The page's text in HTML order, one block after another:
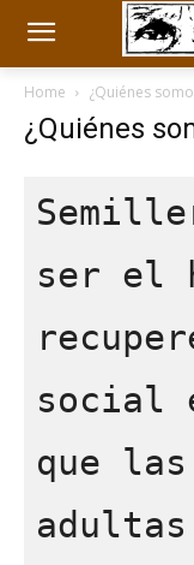
Home ¿Quiénes
¿Quiénes
ser el
social
que las
adultas